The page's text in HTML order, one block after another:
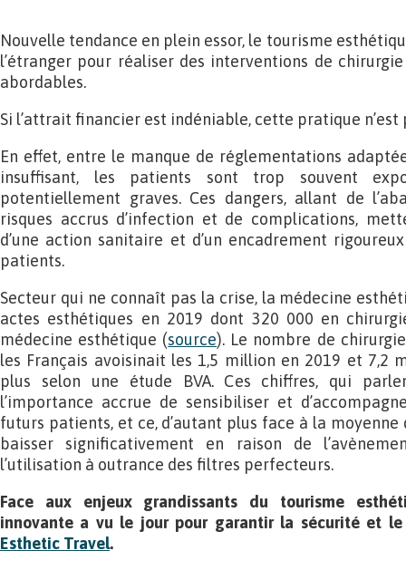
Nouvelle tendance en plein essor, le tourisme
l’étranger pour réaliser des interventions de
abordables.
Si l’attrait financier est indéniable, cette pratique n’est
En effet, entre le manque de réglementations
insuffisant, les patients sont trop souvent
potentiellement graves. Ces dangers, allant de
risques accrus d’infection et de complications,
d’une action sanitaire et d’un encadrement
patients.
Secteur qui ne connaît pas la crise, la médecine
actes esthétiques en 2019 dont 320 000 en
médecine esthétique (source). Le nombre de
les Français avoisinait les 1,5 million en 2019 et 7,2
plus selon une étude BVA. Ces chiffres, qui
l’importance accrue de sensibiliser et
futurs patients, et ce, d’autant plus face à la moyenne
baisser significativement en raison de
l’utilisation à outrance des filtres perfecteurs.
Face aux enjeux grandissants du tourisme
innovante a vu le jour pour garantir la sécurité et
Esthetic Travel.